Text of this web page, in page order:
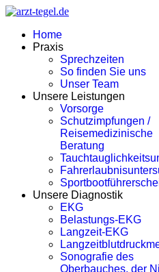
Home
Praxis
Sprechzeiten
So finden Sie uns
Unser Team
Unsere Leistungen
Vorsorge
Schutzimpfungen /
Reisemedizinische
Beratung
Unsere Diagnostik
EKG
Belastungs-EKG
Langzeit-EKG
Sonografie des
Oberbauches, der